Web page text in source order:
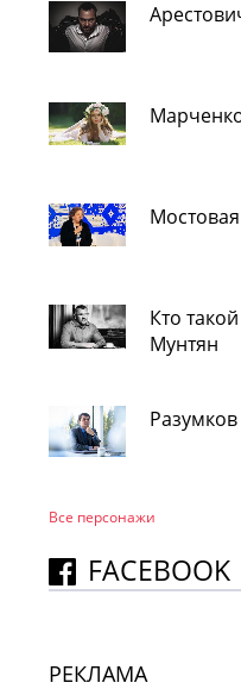
Кто
Мунтян
Все персонажи
FACEBOOK
РЕКЛАМА